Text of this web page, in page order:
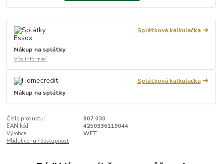
Splátková kalkulačka
Nákup na splátky
Více informací
Splátková kalkulačka
Nákup na splátky
Číslo produktu:
807 030
EAN kód:
4250336119044
Výrobce:
WFT
Hlídat cenu / dostupnost